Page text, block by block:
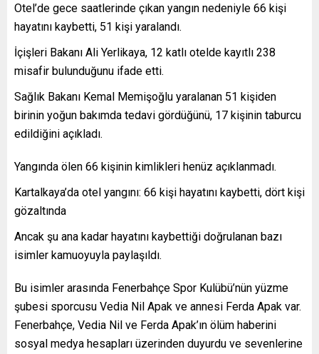
Otel’de gece saatlerinde çıkan yangın nedeniyle 66 kişi
hayatını kaybetti, 51 kişi yaralandı.
İçişleri Bakanı Ali Yerlikaya, 12 katlı otelde kayıtlı 238
misafir bulunduğunu ifade etti.
Sağlık Bakanı Kemal Memişoğlu yaralanan 51 kişiden
birinin yoğun bakımda tedavi gördüğünü, 17 kişinin taburcu
edildiğini açıkladı.
Yangında ölen 66 kişinin kimlikleri henüz açıklanmadı.
Kartalkaya’da otel yangını: 66 kişi hayatını kaybetti, dört kişi
gözaltında
Ancak şu ana kadar hayatını kaybettiği doğrulanan bazı
isimler kamuoyuyla paylaşıldı.
Bu isimler arasında Fenerbahçe Spor Kulübü’nün yüzme
şubesi sporcusu Vedia Nil Apak ve annesi Ferda Apak var.
Fenerbahçe, Vedia Nil ve Ferda Apak’ın ölüm haberini
sosyal medya hesapları üzerinden duyurdu ve sevenlerine